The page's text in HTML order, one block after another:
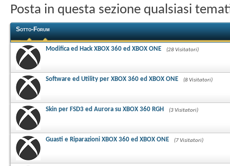
Posta in questa sezione qualsiasi
Sotto-Forum
Modifica ed Hack XBOX 360 ed XBOX ONE (28 Visitatori)
Software ed Utility per XBOX 360 ed XBOX ONE (8 Visitatori)
Skin per FSD3 ed Aurora su XBOX 360 RGH (3 Visitatori)
Guasti e Riparazioni XBOX 360 ed XBOX ONE (7 Visitatori)